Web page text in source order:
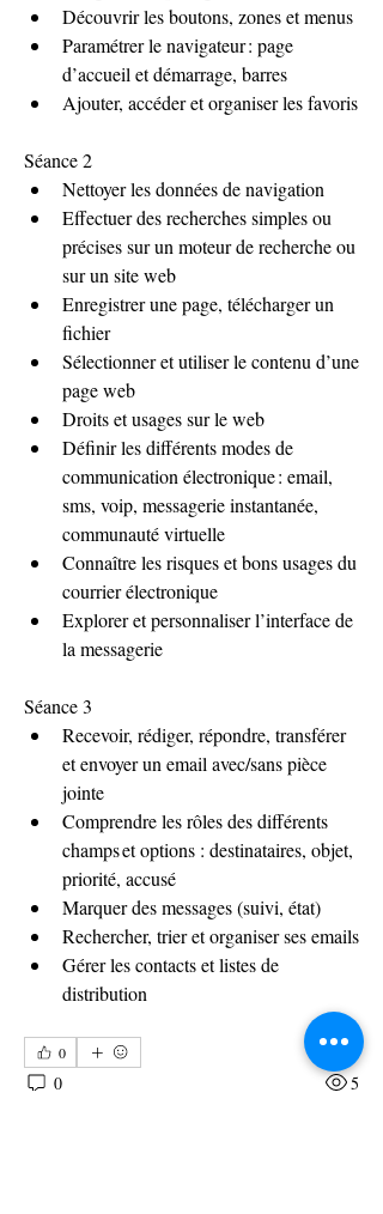
Découvrir les boutons, zones et menus
Paramétrer le navigateur : page
d’accueil et démarrage, barres
Séance 2
Nettoyer les données de navigation
Effectuer des recherches simples ou
précises sur un moteur de recherche ou
sur un site web
Enregistrer une page, télécharger un
fichier
Sélectionner et utiliser le contenu d’une
page web
Droits et usages sur le web
Définir les différents modes de
communication électronique : email,
sms, voip, messagerie instantanée,
communauté virtuelle
Connaître les risques et bons usages du
courrier électronique
Explorer et personnaliser l’interface de
la messagerie
Séance 3
Recevoir, rédiger, répondre, transférer
et envoyer un email avec/sans pièce
jointe
Comprendre les rôles des différents
champs et options : destinataires, objet,
priorité, accusé
Marquer des messages (suivi, état)
Gérer les contacts et listes de
distribution
0
0 5